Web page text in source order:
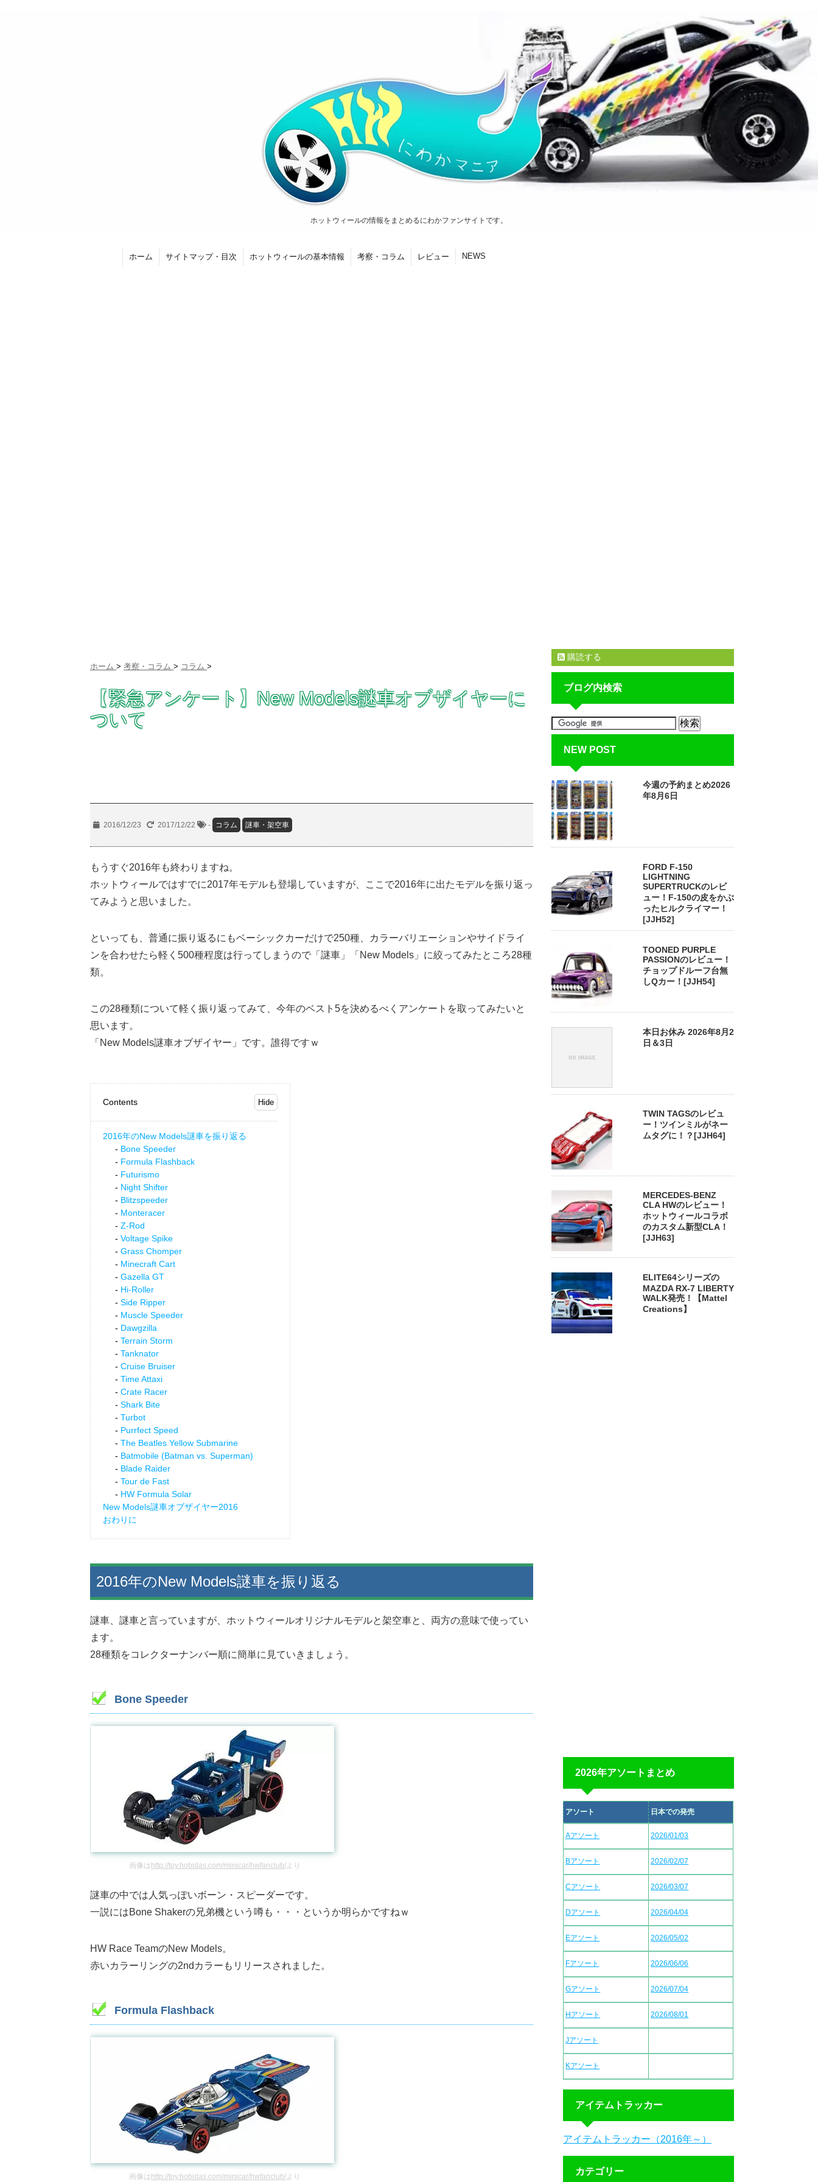
ホットウィールの情報をまとめるにわかファンサイトです。
ホーム サイトマップ・目次 ホットウィールの基本情報 考察・コラム レビュー NEWS
ホーム > 考察・コラム > コラム >
【緊急アンケート】New Models謎車オブザイヤーに
ついて
2016/12/23 2017/12/22 - コラム 謎車・架空車
もうすぐ2016年も終わりますね。
ホットウィールではすでに2017年モデルも登場していますが、ここで2016年に出たモデルを振り返っ
てみようと思いました。
といっても、普通に振り返るにもベーシックカーだけで250種、カラーバリエーションやサイドライ
ンを合わせたら軽く500種程度は行ってしまうので「謎車」「New Models」に絞ってみたところ28種
類。
この28種類について軽く振り返ってみて、今年のベスト5を決めるべくアンケートを取ってみたいと
思います。
「New Models謎車オブザイヤー」です。誰得ですｗ
Contents
2016年のNew Models謎車を振り返る
Bone Speeder
Formula Flashback
Futurismo
Night Shifter
Blitzspeeder
Monteracer
Z-Rod
Voltage Spike
Grass Chomper
Minecraft Cart
Gazella GT
Hi-Roller
Side Ripper
Muscle Speeder
Dawgzilla
Terrain Storm
Tanknator
Cruise Bruiser
Time Attaxi
Crate Racer
Shark Bite
Turbot
Purrfect Speed
The Beatles Yellow Submarine
Batmobile (Batman vs. Superman)
Blade Raider
Tour de Fast
HW Formula Solar
New Models謎車オブザイヤー2016
おわりに
2016年のNew Models謎車を振り返る
謎車、謎車と言っていますが、ホットウィールオリジナルモデルと架空車と、両方の意味で使ってい
ます。
28種類をコレクターナンバー順に簡単に見ていきましょう。
Bone Speeder
画像は http://toy.hobidas.com/minicar/hwfanclub/より
謎車の中では人気っぽいボーン・スピーダーです。
一説にはBone Shakerの兄弟機という噂も・・・というか明らかですねｗ
HW Race TeamのNew Models。
赤いカラーリングの2ndカラーもリリースされました。
Formula Flashback
画像は http://toy.hobidas.com/minicar/hwfanclub/より
購読する
ブログ内検索
NEW POST
今週の予約まとめ2026
年8月6日
FORD F-150
LIGHTNING
SUPERTRUCKのレビ
ュー！F-150の皮をかぶ
ったヒルクライマー！
[JJH52]
TOONED PURPLE
PASSIONのレビュー！
チョップドルーフ台無
しQカー！[JJH54]
本日お休み 2026年8月2
日＆3日
TWIN TAGSのレビュ
ー！ツインミルがネー
ムタグに！？[JJH64]
MERCEDES-BENZ
CLA HWのレビュー！
ホットウィールコラボ
のカスタム新型CLA！
[JJH63]
ELITE64シリーズの
MAZDA RX-7 LIBERTY
WALK発売！【Mattel
Creations】
2026年アソートまとめ
アソート 日本での発売
Aアソート 2026/01/03
Bアソート 2026/02/07
Cアソート 2026/03/07
Dアソート 2026/04/04
Eアソート 2026/05/02
Fアソート 2026/06/06
Gアソート 2026/07/04
Hアソート 2026/08/01
Jアソート
Kアソート
アイテムトラッカー
アイテムトラッカー（2016年～）
カテゴリー